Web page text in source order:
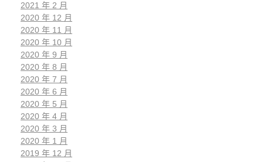
2021 年 2 月
2020 年 12 月
2020 年 11 月
2020 年 10 月
2020 年 9 月
2020 年 8 月
2020 年 7 月
2020 年 6 月
2020 年 5 月
2020 年 4 月
2020 年 3 月
2020 年 1 月
2019 年 12 月